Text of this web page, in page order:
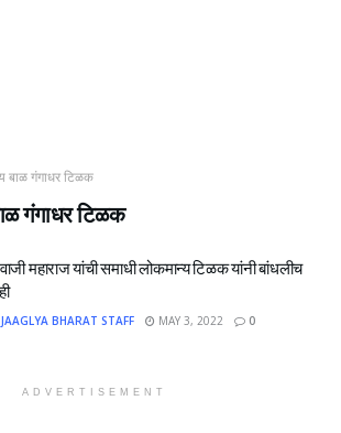
बाळ गंगाधर टिळक
गंगाधर टिळक
महाराज यांची समाधी लोकमान्य टिळक यांनी बांधलीच
JAAGLYA BHARAT STAFF MAY 3, 2022 0
ADVERTISEMENT